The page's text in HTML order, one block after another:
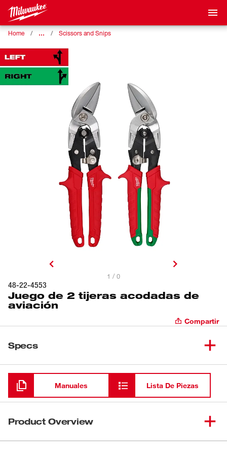
Home … Scissors and Snips
1 / 0
48-22-4553
Juego de 2 tijeras acodadas de
aviación
Compartir
Specs
Cargando
Manuales Lista De Piezas
Product Overview